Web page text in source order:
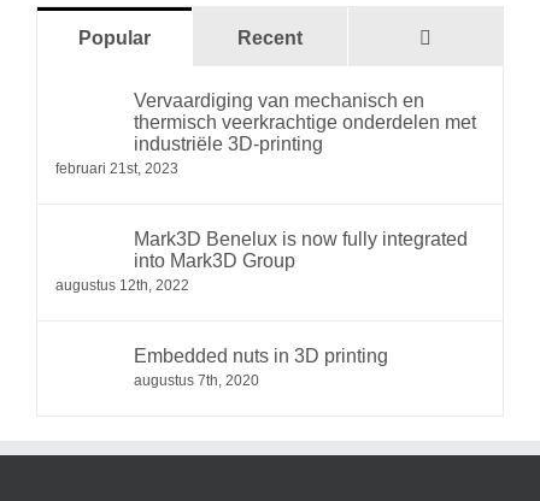
Popular Recent
Vervaardiging van mechanisch en
thermisch veerkrachtige onderdelen met
industriële 3D-printing
februari 21st, 2023
Mark3D Benelux is now fully integrated
into Mark3D Group
augustus 12th, 2022
Embedded nuts in 3D printing
augustus 7th, 2020